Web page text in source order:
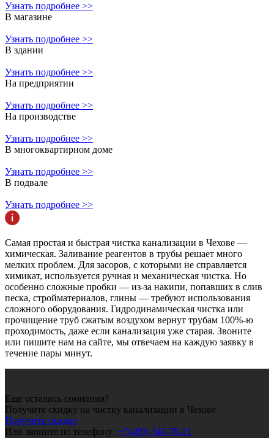
Узнать подробнее >>
В магазине
Узнать подробнее >>
В здании
Узнать подробнее >>
На предприятии
Узнать подробнее >>
На производстве
Узнать подробнее >>
В многоквартирном доме
Узнать подробнее >>
В подвале
Узнать подробнее >>
Самая простая и быстрая чистка канализации в Чехове —
химическая. Заливание реагентов в трубы решает много
мелких проблем. Для засоров, с которыми не справляется
химикат, используется ручная и механическая чистка. Но
особенно сложные пробки — из-за накипи, попавших в слив
песка, стройматериалов, глины — требуют использования
сложного оборудования. Гидродинамическая чистка или
прочищение труб сжатым воздухом вернут трубам 100%-ю
проходимость, даже если канализация уже старая. Звоните
или пишите нам на сайте, мы отвечаем на каждую заявку в
течение пары минут.
Еще остались сомнения?
Получите скидку на чистку канализации в Чехове
Получить скидку
Или звоните по телефону: +7(499) 346-70-21